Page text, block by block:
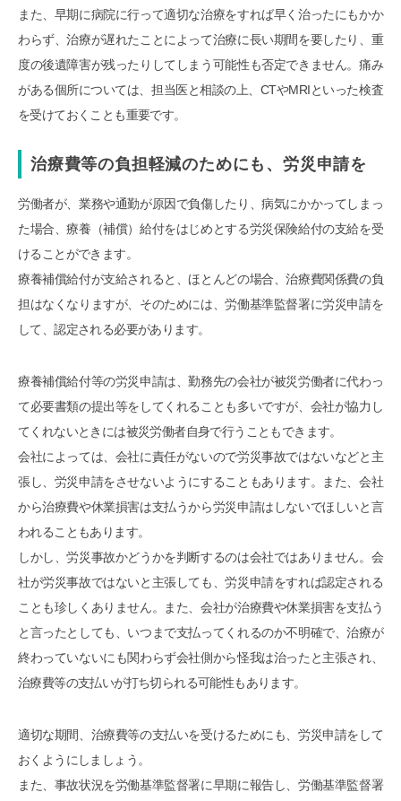
また、早期に病院に行って適切な治療をすれば早く治ったにもかか
わらず、治療が遅れたことによって治療に長い期間を要したり、重
度の後遺障害が残ったりしてしまう可能性も否定できません。痛み
がある個所については、担当医と相談の上、CTやMRIといった検査
を受けておくことも重要です。
治療費等の負担軽減のためにも、労災申請を
労働者が、業務や通勤が原因で負傷したり、病気にかかってしまっ
た場合、療養（補償）給付をはじめとする労災保険給付の支給を受
けることができます。
療養補償給付が支給されると、ほとんどの場合、治療費関係費の負
担はなくなりますが、そのためには、労働基準監督署に労災申請を
して、認定される必要があります。
療養補償給付等の労災申請は、勤務先の会社が被災労働者に代わっ
て必要書類の提出等をしてくれることも多いですが、会社が協力し
てくれないときには被災労働者自身で行うこともできます。
会社によっては、会社に責任がないので労災事故ではないなどと主
張し、労災申請をさせないようにすることもあります。また、会社
から治療費や休業損害は支払うから労災申請はしないでほしいと言
われることもあります。
しかし、労災事故かどうかを判断するのは会社ではありません。会
社が労災事故ではないと主張しても、労災申請をすれば認定される
ことも珍しくありません。また、会社が治療費や休業損害を支払う
と言ったとしても、いつまで支払ってくれるのか不明確で、治療が
終わっていないにも関わらず会社側から怪我は治ったと主張され、
治療費等の支払いが打ち切られる可能性もあります。
適切な期間、治療費等の支払いを受けるためにも、労災申請をして
おくようにしましょう。
また、事故状況を労働基準監督署に早期に報告し、労働基準監督署